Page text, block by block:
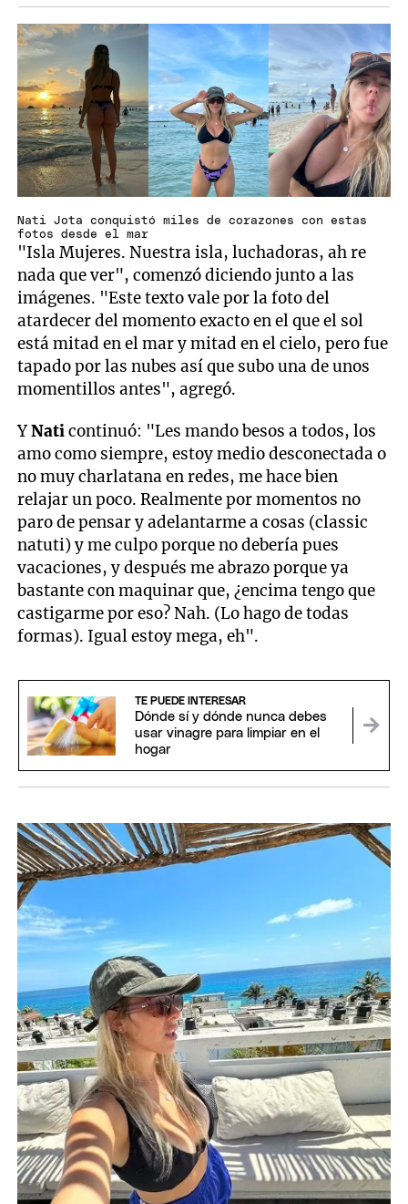
Nati Jota conquistó miles de corazones con estas
fotos desde el mar
"Isla Mujeres. Nuestra isla, luchadoras, ah re
nada que ver", comenzó diciendo junto a las
imágenes. "Este texto vale por la foto del
atardecer del momento exacto en el que el sol
está mitad en el mar y mitad en el cielo, pero fue
tapado por las nubes así que subo una de unos
momentillos antes", agregó.
YNaticontinuó: "Les mando besos a todos, los
amo como siempre, estoy medio desconectada o
no muy charlatana en redes, me hace bien
relajar un poco. Realmente por momentos no
paro de pensar y adelantarme a cosas (classic
natuti) y me culpo porque no debería pues
vacaciones, y después me abrazo porque ya
bastante con maquinar que, ¿encima tengo que
castigarme por eso? Nah. (Lo hago de todas
formas). Igual estoy mega, eh".
TE PUEDE INTERESAR
Dónde sí y dónde nunca debes
usar vinagre para limpiar en el
hogar